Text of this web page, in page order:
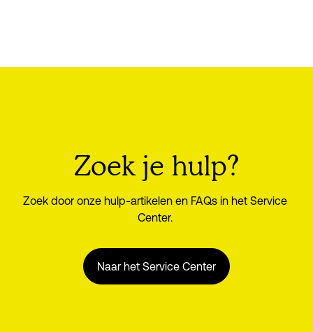
Zoek je hulp?
Zoek door onze hulp-artikelen en FAQs in het Service
Center.
Naar het Service Center